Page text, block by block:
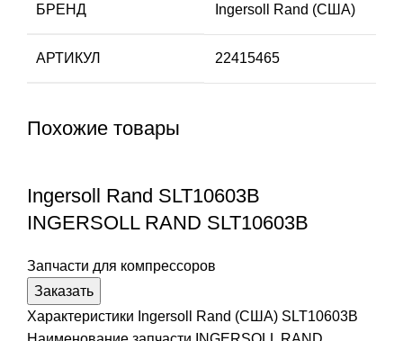
БРЕНД Ingersoll Rand (США)
АРТИКУЛ 22415465
Похожие товары
Ingersoll Rand SLT10603B
INGERSOLL RAND SLT10603B
Запчасти для компрессоров
Заказать
Характеристики Ingersoll Rand (США) SLT10603B